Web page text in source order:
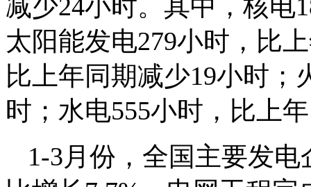
减少24小时。其中，核电
太阳能发电279小时，比
比上年同期减少19小时；
时；水电555小时，比上
1-3月份，全国主要发